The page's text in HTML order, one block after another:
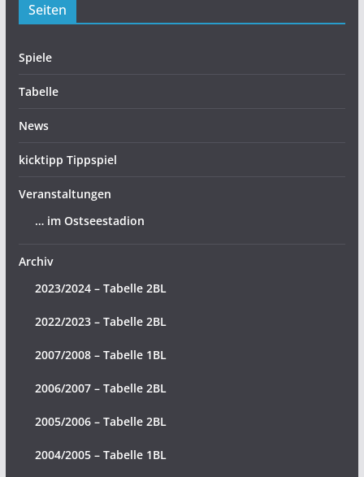
Seiten
Spiele
Tabelle
News
kicktipp Tippspiel
Veranstaltungen
… im Ostseestadion
Archiv
2023/2024 – Tabelle 2BL
2022/2023 – Tabelle 2BL
2007/2008 – Tabelle 1BL
2006/2007 – Tabelle 2BL
2005/2006 – Tabelle 2BL
2004/2005 – Tabelle 1BL